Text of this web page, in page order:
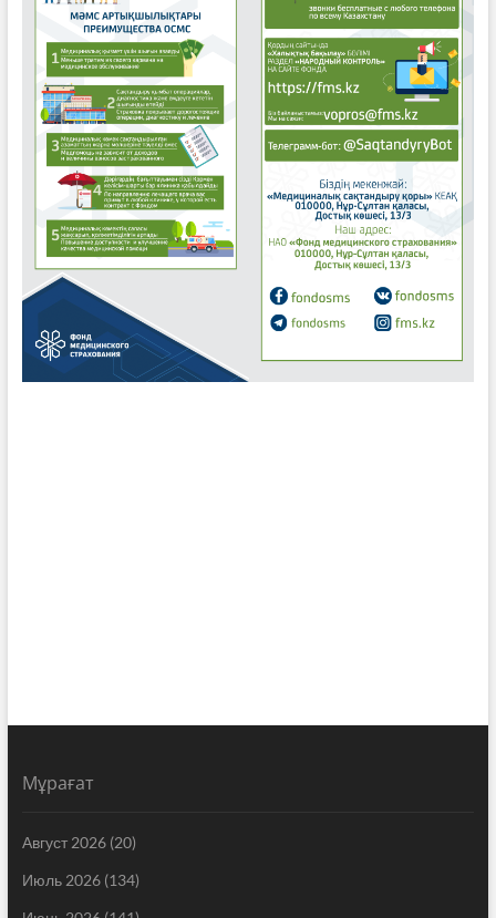
Мұрағат
Август 2026(20)
Июль 2026(134)